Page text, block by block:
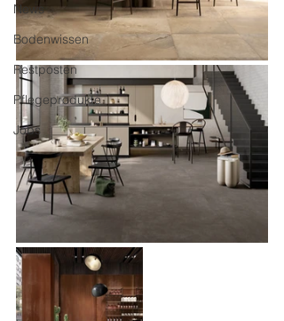
News
Bodenwissen
Restposten
Pflegeprodukte
Jobs